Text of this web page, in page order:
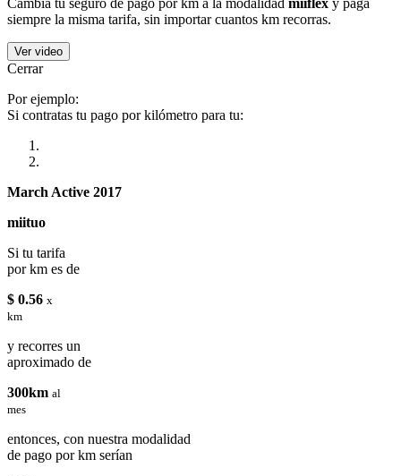
siempre la misma tarifa, sin importar cuantos km recorras.
Ver video
Cerrar
Por ejemplo:
Si contratas tu pago por kilómetro para tu:
March Active 2017
miituo
Si tu tarifa
por km es de
$ 0.56 x
km
y recorres un
aproximado de
300km al
mes
entonces, con nuestra modalidad
de pago por km serían